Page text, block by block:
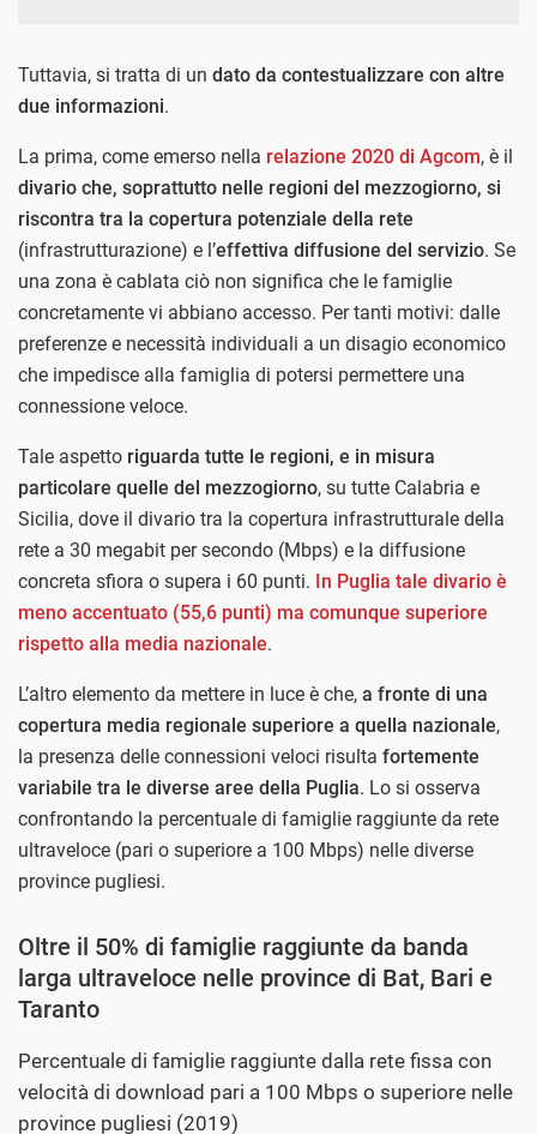
Tuttavia, si tratta di un dato da contestualizzare con altre
due informazioni.
La prima, come emerso nella relazione 2020 di Agcom, è il
divario che, soprattutto nelle regioni del mezzogiorno, si
riscontra tra la copertura potenziale della rete
(infrastrutturazione) e l’effettiva diffusione del servizio. Se
una zona è cablata ciò non significa che le famiglie
concretamente vi abbiano accesso. Per tanti motivi: dalle
preferenze e necessità individuali a un disagio economico
che impedisce alla famiglia di potersi permettere una
connessione veloce.
Tale aspetto riguarda tutte le regioni, e in misura
particolare quelle del mezzogiorno, su tutte Calabria e
Sicilia, dove il divario tra la copertura infrastrutturale della
rete a 30 megabit per secondo (Mbps) e la diffusione
concreta sfiora o supera i 60 punti. In Puglia tale divario è
meno accentuato (55,6 punti) ma comunque superiore
rispetto alla media nazionale.
L’altro elemento da mettere in luce è che, a fronte di una
copertura media regionale superiore a quella nazionale,
la presenza delle connessioni veloci risulta fortemente
variabile tra le diverse aree della Puglia. Lo si osserva
confrontando la percentuale di famiglie raggiunte da rete
ultraveloce (pari o superiore a 100 Mbps) nelle diverse
province pugliesi.
Oltre il 50% di famiglie raggiunte da banda
larga ultraveloce nelle province di Bat, Bari e
Taranto
Percentuale di famiglie raggiunte dalla rete fissa con
velocità di download pari a 100 Mbps o superiore nelle
province pugliesi (2019)